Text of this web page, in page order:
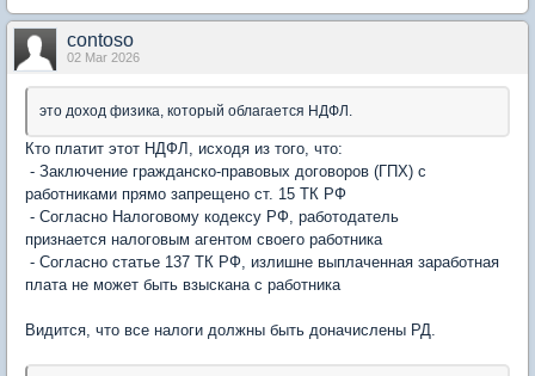
contoso
02 Mar 2026
это доход физика, который облагается НДФЛ.
Кто платит этот НДФЛ, исходя из того, что:
- Заключение гражданско-правовых договоров (ГПХ) с
работниками прямо запрещено ст. 15 ТК РФ
- Согласно Налоговому кодексу РФ, работодатель
признается налоговым агентом своего работника
- Согласно статье 137 ТК РФ, излишне выплаченная заработная
плата не может быть взыскана с работника
Видится, что все налоги должны быть доначислены РД.